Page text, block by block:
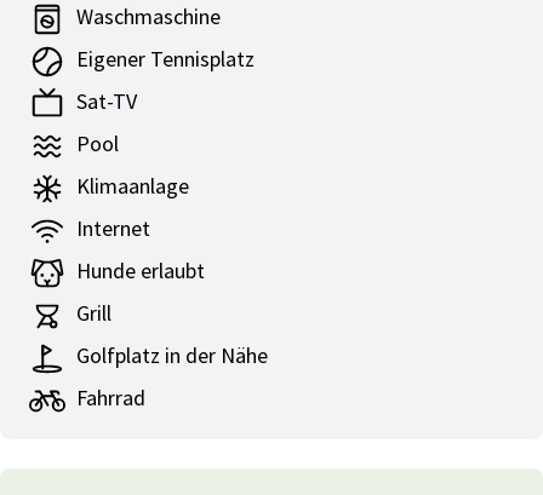
Waschmaschine
Eigener Tennisplatz
Sat-TV
Pool
Klimaanlage
Internet
Hunde erlaubt
Grill
Golfplatz in der Nähe
Fahrrad